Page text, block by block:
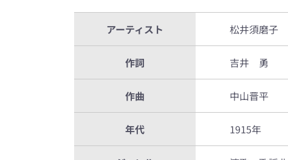
アーティスト 松井須磨子
作詞 吉井 勇
作曲 中山晋平
年代 1915年